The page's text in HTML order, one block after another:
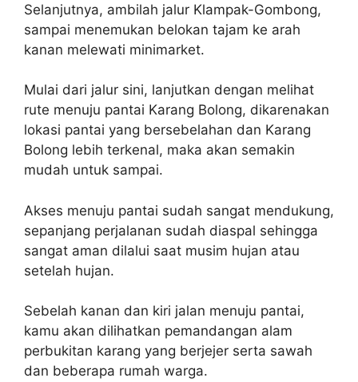
Selanjutnya, ambilah jalur Klampak-Gombong,
sampai menemukan belokan tajam ke arah
kanan melewati minimarket.
Mulai dari jalur sini, lanjutkan dengan melihat
rute menuju pantai Karang Bolong, dikarenakan
lokasi pantai yang bersebelahan dan Karang
Bolong lebih terkenal, maka akan semakin
mudah untuk sampai.
Akses menuju pantai sudah sangat mendukung,
sepanjang perjalanan sudah diaspal sehingga
sangat aman dilalui saat musim hujan atau
setelah hujan.
Sebelah kanan dan kiri jalan menuju pantai,
kamu akan dilihatkan pemandangan alam
perbukitan karang yang berjejer serta sawah
dan beberapa rumah warga.